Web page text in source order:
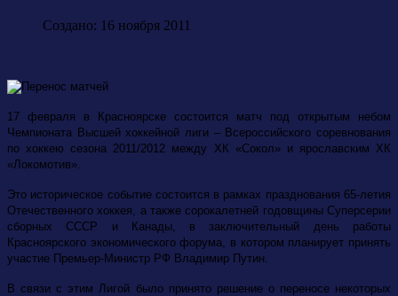
Создано: 16 ноября 2011
17 февраля в Красноярске состоится матч под открытым небом
Чемпионата Высшей хоккейной лиги – Всероссийского соревнования
по хоккею сезона 2011/2012 между ХК «Сокол» и ярославским ХК
«Локомотив».
Это историческое событие состоится в рамках празднования 65-летия
Отечественного хоккея, а также сорокалетней годовщины Суперсерии
сборных СССР и Канады, в заключительный день работы
Красноярского экономического форума, в котором планирует принять
участие Премьер-Министр РФ Владимир Путин.
В связи с этим Лигой было принято решение о переносе некоторых